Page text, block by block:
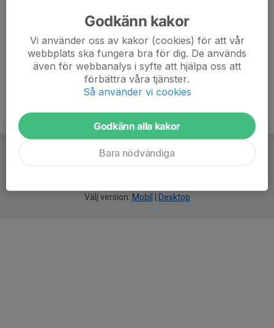
Välj version: Mobil Desktop
Godkänn kakor
Vi använder oss av kakor (cookies) för att vår
webbplats ska fungera bra för dig. De används
även för webbanalys i syfte att hjälpa oss att
förbättra våra tjänster.
Så använder vi cookies
Godkänn alla kakor
Bara nödvändiga